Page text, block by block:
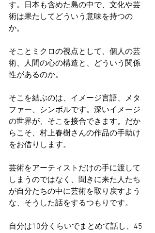
す。日本も含めた島の中で、文化や芸
術は果たしてどういう意味を持つの
か。
そことミクロの視点として、個人の芸
術、人間の心の構造と、どういう関係
性があるのか。
そこを結ぶのは、イメージ言語、メタ
ファー、シンボルです。深いイメージ
の世界が、そこを接合できます。だか
らこそ、村上春樹さんの作品の手助け
をお借りします。
芸術をアーティストだけの手に渡して
しまうのではなく、聞きに来た人たち
が自分たちの中に芸術を取り戻すよう
な、そうした話をするつもりです。
自分は10分くらいでまとめて話し、45